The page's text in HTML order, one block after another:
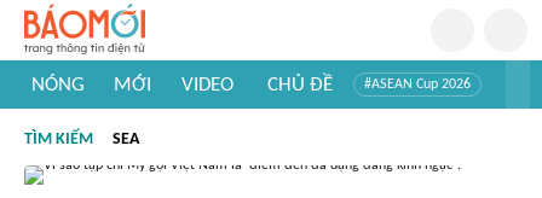
NÓNG MỚI VIDEO CHỦ ĐỀ #ASEAN Cup 2026
#Khám phá thế giới
TÌM KIẾM SEA